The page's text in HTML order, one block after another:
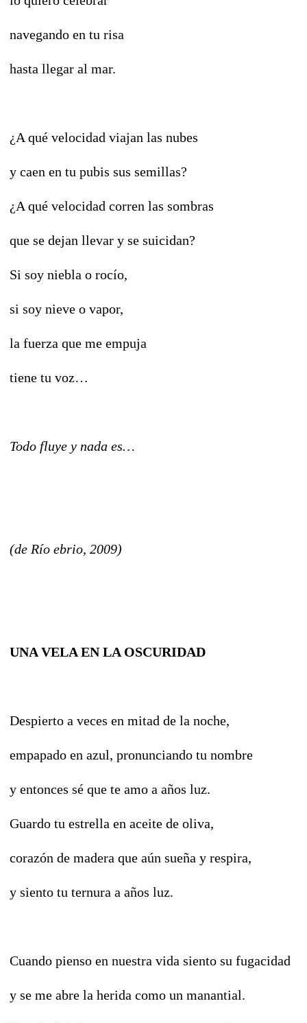
navegando en tu risa
hasta llegar al mar.
¿A qué velocidad viajan las nubes
y caen en tu pubis sus semillas?
¿A qué velocidad corren las sombras
que se dejan llevar y se suicidan?
Si soy niebla o rocío,
si soy nieve o vapor,
la fuerza que me empuja
tiene tu voz…
Todo fluye y nada es…
(de Río ebrio, 2009)
UNA VELA EN LA OSCURIDAD
Despierto a veces en mitad de la noche,
empapado en azul, pronunciando tu nombre
y entonces sé que te amo a años luz.
Guardo tu estrella en aceite de oliva,
corazón de madera que aún sueña y respira,
y siento tu ternura a años luz.
Cuando pienso en nuestra vida siento su fugacidad
y se me abre la herida como un manantial.